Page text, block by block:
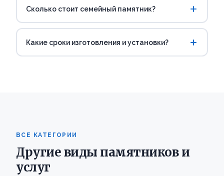
Сколько стоит семейный памятник?
Какие сроки изготовления и установки?
ВСЕ КАТЕГОРИИ
Другие виды памятников и
услуг